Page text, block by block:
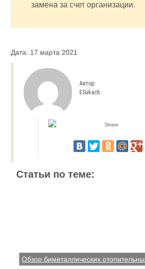
замена за счет организации.
Дата: 17 марта 2021
Автор:
ESukach
Статьи по теме:
Обзор биметаллических